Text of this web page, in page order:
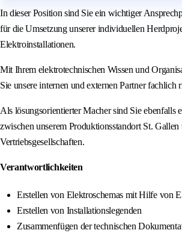
In dieser Position sind Sie ein wichtiger
für die Umsetzung unserer individuellen
Elektroinstallationen.
Mit Ihrem elektrotechnischen Wissen und
Sie unsere internen und externen Partner fachlich
Als lösungsorientierter Macher sind Sie ebenfalls
zwischen unserem Produktionsstandort St. Gallen
Vertriebsgesellschaften.
Verantwortlichkeiten
Erstellen von Elektroschemas mit Hilfe von
Erstellen von Installationslegenden
Zusammenfügen der technischen